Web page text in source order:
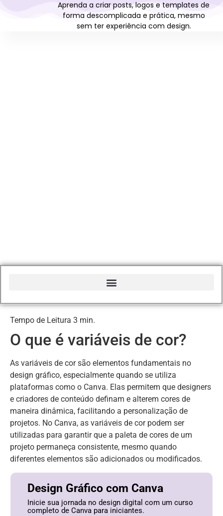
Aprenda a criar posts, logos e templates de
forma descomplicada e prática, mesmo
sem ter experiência com design.
O que é variáveis de cor?
As variáveis de cor são elementos fundamentais no
design gráfico, especialmente quando se utiliza
plataformas como o Canva. Elas permitem que designers
e criadores de conteúdo definam e alterem cores de
maneira dinâmica, facilitando a personalização de
projetos. No Canva, as variáveis de cor podem ser
utilizadas para garantir que a paleta de cores de um
projeto permaneça consistente, mesmo quando
diferentes elementos são adicionados ou modificados.
Design Gráfico com Canva
Inicie sua jornada no design digital com um curso
completo de Canva para iniciantes.